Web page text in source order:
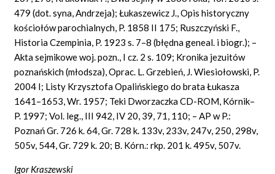
479 (dot. syna, Andrzeja); Łukaszewicz J., Opis historyczny
kościołów parochialnych, P. 1858 II 175; Ruszczyński F.,
Historia Czempinia, P. 1923 s. 7–8 (błędna geneal. i biogr.); –
Akta sejmikowe woj. pozn., I cz. 2 s. 109; Kronika jezuitów
poznańskich (młodsza), Oprac. L. Grzebień, J. Wiesiołowski, P.
2004 I; Listy Krzysztofa Opalińskiego do brata Łukasza
1641–1653, Wr. 1957; Teki Dworzaczka CD-ROM, Kórnik–
P. 1997; Vol. leg., III 942, IV 20, 39, 71, 110; – AP w P.:
Poznań Gr. 726 k. 64, Gr. 728 k. 133v, 233v, 247v, 250, 298v,
505v, 544, Gr. 729 k. 20; B. Kórn.: rkp. 201 k. 495v, 507v.
Igor Kraszewski